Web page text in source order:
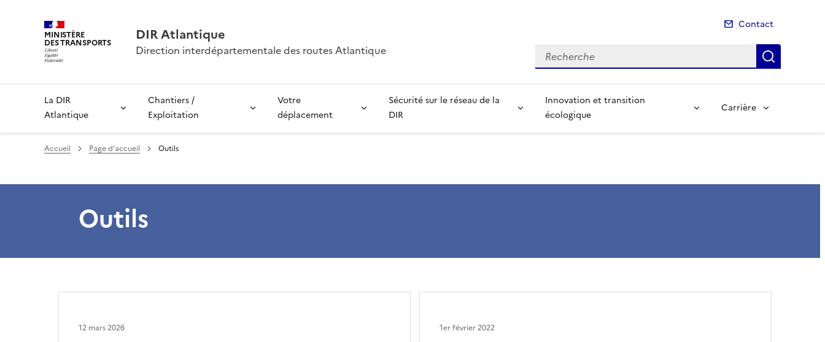
MINISTÈRE
DES TRANSPORTS DIR Atlantique
Direction interdépartementale des routes Atlantique
Contact
Recherche
La DIR
Atlantique
Chantiers /
Exploitation
Votre
déplacement
Sécurité sur le réseau de la
DIR
Innovation et transition
écologique
Carrière
Accueil Page d’accueil Outils
Outils
12 mars 2026 1er février 2022